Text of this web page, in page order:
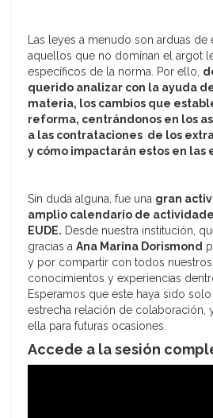
Las leyes a menudo son arduas de
aquellos que no dominan el argot
específicos de la norma. Por ello,
querido analizar con la ayuda
materia, los cambios que
reforma, centrándonos en los
a las contrataciones de los
y cómo impactarán estos en las
Sin duda alguna, fue una gran
amplio calendario de
EUDE. Desde nuestra institución,
gracias a Ana Marina Dorismond
y por compartir con todos nuestros
conocimientos y experiencias
Esperamos que este haya sido
estrecha relación de colaboración,
ella para futuras ocasiones.
Accede a la sesión